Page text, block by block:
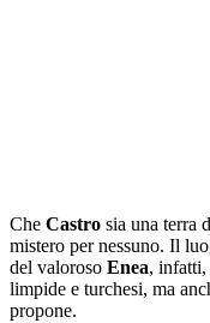
Che Castro sia una terra
mistero per nessuno. Il
del valoroso Enea, infatti,
limpide e turchesi, ma
propone.